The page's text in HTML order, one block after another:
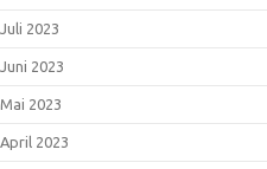
Juli 2023
Juni 2023
Mai 2023
April 2023